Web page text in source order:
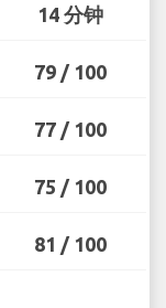
14 分钟
79 / 100
77 / 100
75 / 100
81 / 100